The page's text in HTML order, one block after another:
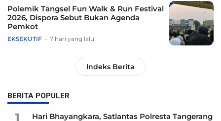
Polemik Tangsel Fun Walk & Run Festival
2026, Dispora Sebut Bukan Agenda
Pemkot
EKSEKUTIF 7 hari yang lalu
Indeks Berita
BERITA POPULER
Hari Bhayangkara, Satlantas Polresta Tangerang